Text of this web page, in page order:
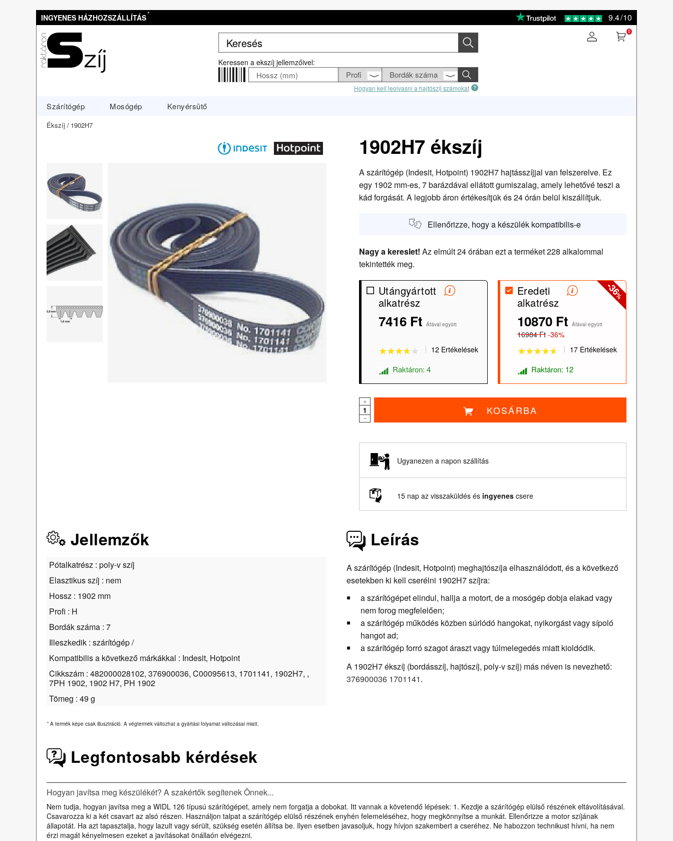
INGYENES HÁZHOZSZÁLLÍTÁS* 9.4/10
Keressen a ekszíj jellemzőivel:
Hogyan kell leolvasni a hajtószíj számokat
0
Szárítógép Mosógép Kenyérsütő
Ékszíj 1902H7
1902H7 ékszíj
A szárítógép (Indesit, Hotpoint) 1902H7 hajtásszíjjal van felszerelve. Ez
egy 1902 mm-es, 7 barázdával ellátott gumiszalag, amely lehetővé teszi a
kád forgását. A legjobb áron értékesítjük és 24 órán belül kiszállítjuk.
Ellenőrizze, hogy a készülék kompatibilis-e
Nagy a kereslet! Az elmúlt 24 órában ezt a terméket 228 alkalommal
tekintették meg.
Utángyártott
alkatrész
7416 Ft Áfával együtt
★★★★★
★★★★★
12 Ertékelések
Raktáron: 4
-36
%
Eredeti
alkatrész
10870 Ft Áfával együtt
16984 Ft -36%
17 Ertékelések
Raktáron: 12
+
-
KOSÁRBA
Ugyanezen a napon szállítás
15 nap az visszaküldés és ingyenes csere
Jellemzők
Pótalkatrész : poly-v szíj
Elasztikus szíj : nem
Hossz : 1902 mm
Profi : H
Bordák száma : 7
Illeszkedik : szárítógép /
Kompatibilis a következő márkákkal : Indesit, Hotpoint
Cikkszám : 482000028102, 376900036, C00095613, 1701141, 1902H7, ,
7PH 1902, 1902 H7, PH 1902
Tömeg : 49 g
* A termék képe csak illusztráció. A végtermék változhat a gyártási folyamat változásai miatt.
Leírás
A szárítógép (Indesit, Hotpoint) meghajtószíja elhasználódott, és a következő
esetekben ki kell cserélni 1902H7 szíjra:
a szárítógépet elindul, hallja a motort, de a mosógép dobja elakad vagy
nem forog megfelelően;
a szárítógép működés közben súrlódó hangokat, nyikorgást vagy sípoló
hangot ad;
a szárítógép forró szagot áraszt vagy túlmelegedés miatt kioldódik.
A 1902H7 ékszíj (bordásszíj, hajtószíj, poly-v szíj) más néven is nevezhető:
376900036 1701141.
Legfontosabb kérdések
Hogyan javítsa meg készülékét? A szakértők segítenek Önnek...
Nem tudja, hogyan javítsa meg a WIDL 126 típusú szárítógépet, amely nem forgatja a dobokat. Itt vannak a követendő lépések: 1. Kezdje a szárítógép elülső részének eltávolításával.
Csavarozza ki a két csavart az alsó részen. Használjon talpat a szárítógép elülső részének enyhén felemeléséhez, hogy megkönnyítse a munkát. Ellenőrizze a motor szíjának
állapotát. Ha azt tapasztalja, hogy lazult vagy sérült, szükség esetén állítsa be. Ilyen esetben javasoljuk, hogy hívjon szakembert a cseréhez. Ne habozzon technikust hívni, ha nem
érzi magát kényelmesen ezeket a javításokat önállaón elvégezni.